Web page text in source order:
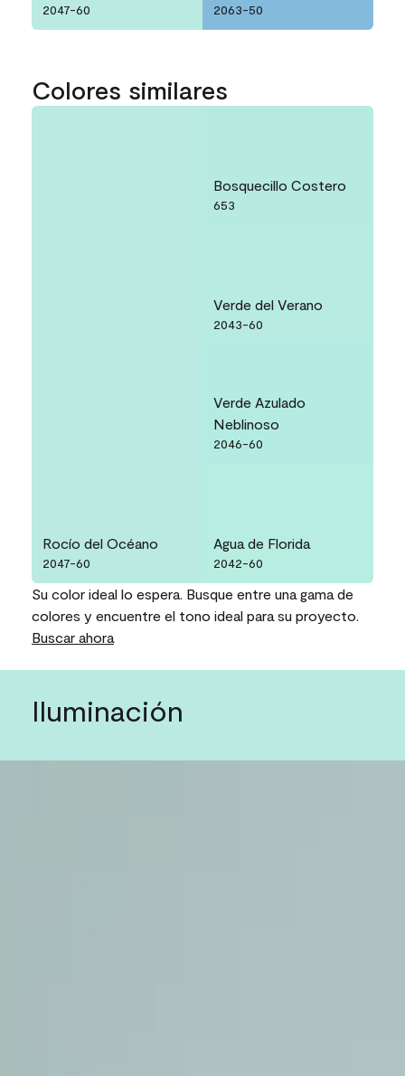
2047-60 2063-50
Colores similares
Rocío del Océano
2047-60
Bosquecillo Costero
653
Verde del Verano
2043-60
Verde Azulado
Neblinoso
2046-60
Agua de Florida
2042-60
Su color ideal lo espera. Busque entre una gama de
colores y encuentre el tono ideal para su proyecto.
Buscar ahora
Iluminación